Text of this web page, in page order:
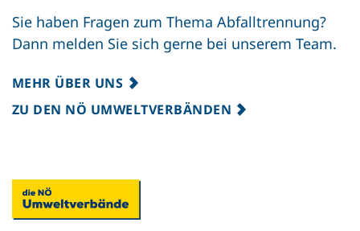
Sie haben Fragen zum Thema Abfalltrennung?
Dann melden Sie sich gerne bei unserem Team.
MEHR ÜBER UNS
ZU DEN NÖ UMWELTVERBÄNDEN